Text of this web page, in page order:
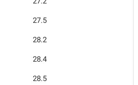
27.5
28.2
28.4
28.5